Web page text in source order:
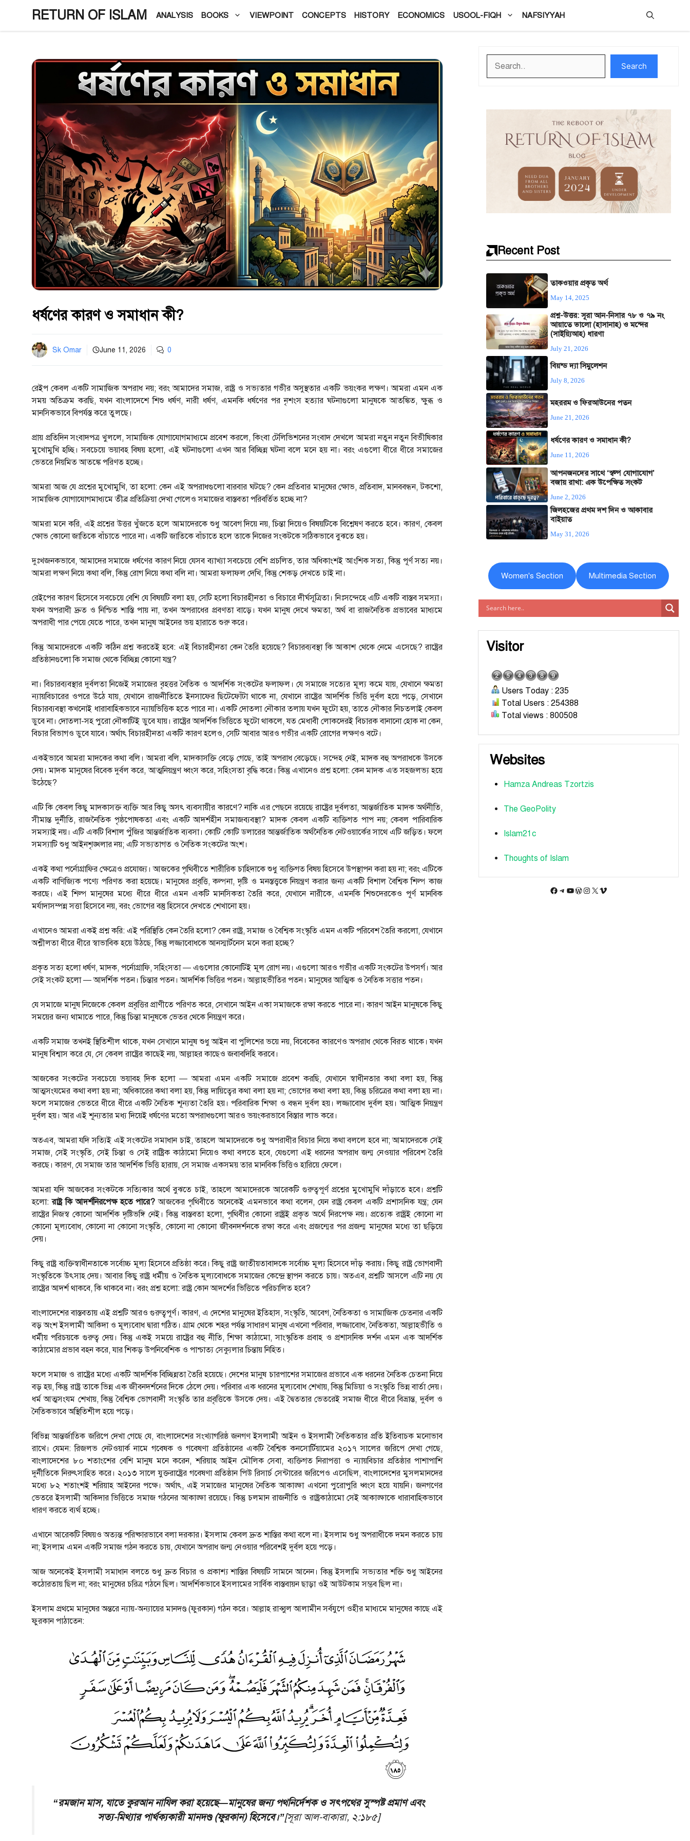
content
RETURN OF ISLAM ANALYSIS BOOKS VIEWPOINT CONCEPTS HISTORY ECONOMICS USOOL-FIQH NAFSIYYAH
ধর্ষণের কারণ ও সমাধান কী?
Sk Omar June 11, 2026 0
রেইপ কেবল একটি সামাজিক অপরাধ নয়; বরং আমাদের সমাজ, রাষ্ট্র ও সভ্যতার গভীর অসুস্থতার একটি ভয়ংকর লক্ষণ। আমরা এমন এক
সময় অতিক্রম করছি, যখন বাংলাদেশে শিশু ধর্ষণ, নারী ধর্ষণ, এমনকি ধর্ষণের পর নৃশংস হত্যার ঘটনাগুলো মানুষকে আতঙ্কিত, ক্ষুব্ধ ও
মানসিকভাবে বিপর্যস্ত করে তুলছে।
প্রায় প্রতিদিন সংবাদপত্র খুললে, সামাজিক যোগাযোগমাধ্যমে প্রবেশ করলে, কিংবা টেলিভিশনের সংবাদ দেখলে আমরা নতুন নতুন বিভীষিকার
মুখোমুখি হচ্ছি। সবচেয়ে ভয়াবহ বিষয় হলো, এই ঘটনাগুলো এখন আর বিচ্ছিন্ন ঘটনা বলে মনে হয় না। বরং এগুলো ধীরে ধীরে সমাজের
ভেতরে নিয়মিত আতঙ্কে পরিণত হচ্ছে।
আমরা আজ যে প্রশ্নের মুখোমুখি, তা হলো: কেন এই অপরাধগুলো বারবার ঘটছে? কেন প্রতিবার মানুষের ক্ষোভ, প্রতিবাদ, মানববন্ধন, টকশো,
সামাজিক যোগাযোগমাধ্যমে তীব্র প্রতিক্রিয়া দেখা গেলেও সমাজের বাস্তবতা পরিবর্তিত হচ্ছে না?
আমরা মনে করি, এই প্রশ্নের উত্তর খুঁজতে হলে আমাদেরকে শুধু আবেগ দিয়ে নয়, চিন্তা দিয়েও বিষয়টিকে বিশ্লেষণ করতে হবে। কারণ, কেবল
ক্ষোভ কোনো জাতিকে বাঁচাতে পারে না। একটি জাতিকে বাঁচাতে হলে তাকে নিজের সংকটকে সঠিকভাবে বুঝতে হয়।
দুঃখজনকভাবে, আমাদের সমাজে ধর্ষণের কারণ নিয়ে যেসব ব্যাখ্যা সবচেয়ে বেশি প্রচলিত, তার অধিকাংশই আংশিক সত্য, কিন্তু পূর্ণ সত্য নয়।
আমরা লক্ষণ নিয়ে কথা বলি, কিন্তু রোগ নিয়ে কথা বলি না। আমরা ফলাফল দেখি, কিন্তু শেকড় দেখতে চাই না।
রেইপের কারণ হিসেবে সবচেয়ে বেশি যে বিষয়টি বলা হয়, সেটি হলো বিচারহীনতা ও বিচারে দীর্ঘসূত্রিতা। নিঃসন্দেহে এটি একটি বাস্তব সমস্যা।
যখন অপরাধী দ্রুত ও নিশ্চিত শাস্তি পায় না, তখন অপরাধের প্রবণতা বাড়ে। যখন মানুষ দেখে ক্ষমতা, অর্থ বা রাজনৈতিক প্রভাবের মাধ্যমে
অপরাধী পার পেয়ে যেতে পারে, তখন মানুষ আইনের ভয় হারাতে শুরু করে।
কিন্তু আমাদেরকে একটি কঠিন প্রশ্ন করতেই হবে: এই বিচারহীনতা কেন তৈরি হয়েছে? বিচারব্যবস্থা কি আকাশ থেকে নেমে এসেছে? রাষ্ট্রের
প্রতিষ্ঠানগুলো কি সমাজ থেকে বিচ্ছিন্ন কোনো যন্ত্র?
না। বিচারব্যবস্থার দুর্বলতা নিজেই সমাজের বৃহত্তর নৈতিক ও আদর্শিক সংকটের ফলাফল। যে সমাজে সত্যের মূল্য কমে যায়, যেখানে ক্ষমতা
ন্যায়বিচারের ওপরে উঠে যায়, যেখানে রাজনীতিতে ইনসাফের ছিটেফোঁটা থাকে না, যেখানে রাষ্ট্রের আদর্শিক ভিত্তি দুর্বল হয়ে পড়ে, সেখানে
বিচারব্যবস্থা কখনোই ধারাবাহিকভাবে ন্যায়ভিত্তিক হতে পারে না। একটি দোতলা নৌকার তলায় যখন ফুটো হয়, তাতে নৌকার নিচতলাই কেবল
ডুবে না। দোতলা-সহ পুরো নৌকাটিই ডুবে যায়। রাষ্ট্রের আদর্শিক ভিত্তিতে ফুটো থাকলে, যত মেধাবী লোকদেরই বিচারক বানানো হোক না কেন,
বিচার বিভাগও ডুবে যাবে। অর্থাৎ বিচারহীনতা একটি কারণ হলেও, সেটি আবার আরও গভীর একটি রোগের লক্ষণও বটে।
একইভাবে আমরা মাদকের কথা বলি। আমরা বলি, মাদকাসক্তি বেড়ে গেছে, তাই অপরাধ বেড়েছে। সন্দেহ নেই, মাদক বহু অপরাধকে উসকে
দেয়। মাদক মানুষের বিবেক দুর্বল করে, আত্মনিয়ন্ত্রণ ধ্বংস করে, সহিংসতা বৃদ্ধি করে। কিন্তু এখানেও প্রশ্ন হলো: কেন মাদক এত সহজলভ্য হয়ে
উঠেছে?
এটি কি কেবল কিছু মাদকাসক্ত ব্যক্তি আর কিছু অসৎ ব্যবসায়ীর কারণে? নাকি এর পেছনে রয়েছে রাষ্ট্রের দুর্বলতা, আন্তর্জাতিক মাদক অর্থনীতি,
সীমান্ত দুর্নীতি, রাজনৈতিক পৃষ্ঠপোষকতা এবং একটি আদর্শহীন সমাজব্যবস্থা? মাদক কেবল একটি ব্যক্তিগত পাপ নয়; কেবল পারিবারিক
সমস্যাই নয়। এটি একটি বিশাল পুঁজির আন্তর্জাতিক ব্যবসা। কোটি কোটি ডলারের আন্তর্জাতিক অর্থনৈতিক নেটওয়ার্কের সাথে এটি জড়িত। ফলে
সমস্যাটি শুধু আইনশৃঙ্খলার নয়; এটি সভ্যতাগত ও নৈতিক সংকটের অংশ।
একই কথা পর্নোগ্রাফির ক্ষেত্রেও প্রযোজ্য। আজকের পৃথিবীতে শারীরিক চাহিদাকে শুধু ব্যক্তিগত বিষয় হিসেবে উপস্থাপন করা হয় না; বরং এটিকে
একটি বাণিজ্যিক পণ্যে পরিণত করা হয়েছে। মানুষের প্রবৃত্তি, কল্পনা, দৃষ্টি ও মনস্তত্ত্বকে নিয়ন্ত্রণ করার জন্য একটি বিশাল বৈশ্বিক শিল্প কাজ
করছে। এই শিল্প মানুষের মধ্যে ধীরে ধীরে এমন একটি মানসিকতা তৈরি করে, যেখানে নারীকে, এমনকি শিশুদেরকেও পূর্ণ মানবিক
মর্যাদাসম্পন্ন সত্তা হিসেবে নয়, বরং ভোগের বস্তু হিসেবে দেখতে শেখানো হয়।
এখানেও আমরা একই প্রশ্ন করি: এই পরিস্থিতি কেন তৈরি হলো? কেন রাষ্ট্র, সমাজ ও বৈশ্বিক সংস্কৃতি এমন একটি পরিবেশ তৈরি করলো, যেখানে
অশ্লীলতা ধীরে ধীরে স্বাভাবিক হয়ে উঠছে, কিন্তু লজ্জাবোধকে আনস্মার্টনেস মনে করা হচ্ছে?
প্রকৃত সত্য হলো ধর্ষণ, মাদক, পর্নোগ্রাফি, সহিংসতা — এগুলোর কোনোটিই মূল রোগ নয়। এগুলো আরও গভীর একটি সংকটের উপসর্গ। আর
সেই সংকট হলো — আদর্শিক পতন। চিন্তার পতন। আদর্শিক ভিত্তির পতন। আল্লাহভীতির পতন। মানুষের আত্মিক ও নৈতিক সত্তার পতন।
যে সমাজে মানুষ নিজেকে কেবল প্রবৃত্তির প্রাণীতে পরিণত করে, সেখানে আইন একা সমাজকে রক্ষা করতে পারে না। কারণ আইন মানুষকে কিছু
সময়ের জন্য থামাতে পারে, কিন্তু চিন্তা মানুষকে ভেতর থেকে নিয়ন্ত্রণ করে।
একটি সমাজ তখনই স্থিতিশীল থাকে, যখন সেখানে মানুষ শুধু আইন বা পুলিশের ভয়ে নয়, বিবেকের কারণেও অপরাধ থেকে বিরত থাকে। যখন
মানুষ বিশ্বাস করে যে, সে কেবল রাষ্ট্রের কাছেই নয়, আল্লাহর কাছেও জবাবদিহি করবে।
আজকের সংকটের সবচেয়ে ভয়াবহ দিক হলো — আমরা এমন একটি সমাজে প্রবেশ করছি, যেখানে স্বাধীনতার কথা বলা হয়, কিন্তু
আত্মসংযমের কথা বলা হয় না; অধিকারের কথা বলা হয়, কিন্তু দায়িত্বের কথা বলা হয় না; ভোগের কথা বলা হয়, কিন্তু চরিত্রের কথা বলা হয় না।
ফলে সমাজের ভেতরে ধীরে ধীরে একটি নৈতিক শূন্যতা তৈরি হয়। পরিবারিক শিক্ষা ও বন্ধন দুর্বল হয়। লজ্জাবোধ দুর্বল হয়। আত্মিক নিয়ন্ত্রণ
দুর্বল হয়। আর এই শূন্যতার মধ্য দিয়েই ধর্ষণের মতো অপরাধগুলো আরও ভয়ংকরভাবে বিস্তার লাভ করে।
অতএব, আমরা যদি সত্যিই এই সংকটের সমাধান চাই, তাহলে আমাদেরকে শুধু অপরাধীর বিচার নিয়ে কথা বললে হবে না; আমাদেরকে সেই
সমাজ, সেই সংস্কৃতি, সেই চিন্তা ও সেই রাষ্ট্রিক কাঠামো নিয়েও কথা বলতে হবে, যেগুলো এই ধরনের অপরাধ জন্ম নেওয়ার পরিবেশ তৈরি
করছে। কারণ, যে সমাজ তার আদর্শিক ভিত্তি হারায়, সে সমাজ একসময় তার মানবিক ভিত্তিও হারিয়ে ফেলে।
আমরা যদি আজকের সংকটকে সত্যিকার অর্থে বুঝতে চাই, তাহলে আমাদেরকে আরেকটি গুরুত্বপূর্ণ প্রশ্নের মুখোমুখি দাঁড়াতে হবে। প্রশ্নটি
হলো:রাষ্ট্র কি আদর্শনিরপেক্ষ হতে পারে?আজকের পৃথিবীতে অনেকেই এমনভাবে কথা বলেন, যেন রাষ্ট্র কেবল একটি প্রশাসনিক যন্ত্র; যেন
রাষ্ট্রের নিজস্ব কোনো আদর্শিক দৃষ্টিভঙ্গি নেই। কিন্তু বাস্তবতা হলো, পৃথিবীর কোনো রাষ্ট্রই প্রকৃত অর্থে নিরপেক্ষ নয়। প্রত্যেক রাষ্ট্রই কোনো না
কোনো মূল্যবোধ, কোনো না কোনো সংস্কৃতি, কোনো না কোনো জীবনদর্শনকে রক্ষা করে এবং প্রজন্মের পর প্রজন্ম মানুষের মধ্যে তা ছড়িয়ে
দেয়।
কিছু রাষ্ট্র ব্যক্তিস্বাধীনতাকে সর্বোচ্চ মূল্য হিসেবে প্রতিষ্ঠা করে। কিছু রাষ্ট্র জাতীয়তাবাদকে সর্বোচ্চ মূল্য হিসেবে দাঁড় করায়। কিছু রাষ্ট্র ভোগবাদী
সংস্কৃতিকে উৎসাহ দেয়। আবার কিছু রাষ্ট্র ধর্মীয় ও নৈতিক মূল্যবোধকে সমাজের কেন্দ্রে স্থাপন করতে চায়। অতএব, প্রশ্নটি আসলে এটি নয় যে
রাষ্ট্রের আদর্শ থাকবে, কি থাকবে না। বরং প্রশ্ন হলো: রাষ্ট্র কোন আদর্শের ভিত্তিতে পরিচালিত হবে?
বাংলাদেশের বাস্তবতায় এই প্রশ্নটি আরও গুরুত্বপূর্ণ। কারণ, এ দেশের মানুষের ইতিহাস, সংস্কৃতি, আবেগ, নৈতিকতা ও সামাজিক চেতনার একটি
বড় অংশ ইসলামী আকিদা ও মূল্যবোধ দ্বারা গঠিত। গ্রাম থেকে শহর পর্যন্ত সাধারণ মানুষ এখনো পরিবার, লজ্জাবোধ, নৈতিকতা, আল্লাহভীতি ও
ধর্মীয় পরিচয়কে গুরুত্ব দেয়। কিন্তু একই সময়ে রাষ্ট্রের বহু নীতি, শিক্ষা কাঠামো, সাংস্কৃতিক প্রবাহ ও প্রশাসনিক দর্শন এমন এক আদর্শিক
কাঠামোর প্রভাব বহন করে, যার শিকড় উপনিবেশিক ও পাশ্চাত্য সেক্যুলার চিন্তায় নিহিত।
ফলে সমাজ ও রাষ্ট্রের মধ্যে একটি আদর্শিক বিচ্ছিন্নতা তৈরি হয়েছে। দেশের মানুষ চারপাশের সমাজের প্রভাবে এক ধরনের নৈতিক চেতনা নিয়ে
বড় হয়, কিন্তু রাষ্ট্র তাকে ভিন্ন এক জীবনদর্শনের দিকে ঠেলে দেয়। পরিবার এক ধরনের মূল্যবোধ শেখায়, কিন্তু মিডিয়া ও সংস্কৃতি ভিন্ন বার্তা দেয়।
ধর্ম আত্মসংযম শেখায়, কিন্তু বৈশ্বিক ভোগবাদী সংস্কৃতি তার প্রবৃত্তিকে উসকে দেয়। এই দ্বৈততার ভেতরেই সমাজ ধীরে ধীরে বিভ্রান্ত, দুর্বল ও
নৈতিকভাবে অস্থিতিশীল হয়ে পড়ে।
বিভিন্ন আন্তর্জাতিক জরিপে দেখা গেছে যে, বাংলাদেশের সংখ্যাগরিষ্ঠ জনগণ ইসলামী আইন ও ইসলামী নৈতিকতার প্রতি ইতিবাচক মনোভাব
রাখে। যেমন: রিজলভ নেটওয়ার্ক নামে গবেষক ও গবেষণা প্রতিষ্ঠানের একটি বৈশ্বিক কনসোর্টিয়ামের ২০১৭ সালের জরিপে দেখা গেছে,
বাংলাদেশের ৮০ শতাংশের বেশি মানুষ মনে করেন, শরিয়াহ আইন মৌলিক সেবা, ব্যক্তিগত নিরাপত্তা ও ন্যায়বিচার প্রতিষ্ঠার পাশাপাশি
দুর্নীতিকে নিরুৎসাহিত করে। ২০১৩ সালে যুক্তরাষ্ট্রের গবেষণা প্রতিষ্ঠান পিউ রিসার্চ সেন্টারের জরিপেও এসেছিল, বাংলাদেশের মুসলমানদের
মধ্যে ৮২ শতাংশই শরিয়াহ আইনের পক্ষে। অর্থাৎ, এই সমাজের মানুষের নৈতিক আকাঙ্ক্ষা এখনো পুরোপুরি ধ্বংস হয়ে যায়নি। জনগণের
ভেতরে ইসলামী আকিদার ভিত্তিতে সমাজ গঠনের আকাঙ্ক্ষা রয়েছে। কিন্তু চলমান রাজনীতি ও রাষ্ট্রকাঠামো সেই আকাঙ্ক্ষাকে ধারাবাহিকভাবে
ধারণ করতে ব্যর্থ হচ্ছে।
এখানে আরেকটি বিষয়ও অত্যন্ত পরিষ্কারভাবে বলা দরকার। ইসলাম কেবল দ্রুত শাস্তির কথা বলে না। ইসলাম শুধু অপরাধীকে দমন করতে চায়
না; ইসলাম এমন একটি সমাজ গঠন করতে চায়, যেখানে অপরাধ জন্ম নেওয়ার পরিবেশই দুর্বল হয়ে পড়ে।
আজ অনেকেই ইসলামী সমাধান বলতে শুধু দ্রুত বিচার ও প্রকাশ্য শাস্তির বিষয়টি সামনে আনেন। কিন্তু ইসলামি সভ্যতার শক্তি শুধু আইনের
কঠোরতায় ছিল না; বরং মানুষের চরিত্র গঠনে ছিল। আদর্শিকভাবে ইসলামের সার্বিক বাস্তবায়ন ছাড়া ওই আউটকাম সম্ভব ছিল না।
ইসলাম প্রথমে মানুষের অন্তরে ন্যায়-অন্যায়ের মানদণ্ড (ফুরকান) গঠন করে। আল্লাহ রাব্বুল আলামীন সর্বযুগে ওহীর মাধ্যমে মানুষের কাছে এই
ফুরকান পাঠাতেন:
“রমজান মাস, যাতে কুরআন নাযিল করা হয়েছে—মানুষের জন্য পথনির্দেশক ও সৎপথের সুস্পষ্ট প্রমাণ এবং
সত্য-মিথ্যার পার্থক্যকারী মানদণ্ড (ফুরকান) হিসেবে।”[সূরা আল-বাকারা, ২:১৮৫]
Search
Search
Recent Post
তাকওয়ার প্রকৃত অর্থ
May 14, 2025
প্রশ্ন-উত্তর: সূরা আন-নিসার ৭৮ ও ৭৯ নং
আয়াতে ভালো (হাসানাহ) ও মন্দের
(সাইয়্যিআহ) ধারণা
July 21, 2026
বিয়ন্ড দ্যা সিমুলেশন
July 8, 2026
মহররম ও ফিরআউনের পতন
June 21, 2026
ধর্ষণের কারণ ও সমাধান কী?
June 11, 2026
আপনজনদের সাথে ‘স্বল্প যোগাযোগ’
বজায় রাখা: এক উপেক্ষিত সংকট
June 2, 2026
জিলহজের প্রথম দশ দিন ও আকাবার
বাইয়াত
May 31, 2026
Women's Section Multimedia Section
Visitor
Users Today : 235
Total Users : 254388
Total views : 800508
Websites
Hamza Andreas Tzortzis
The GeoPolity
Islam21c
Thoughts of Islam
Facebook
Telegram
YouTube
WordPress
Instagram
X Vimeo